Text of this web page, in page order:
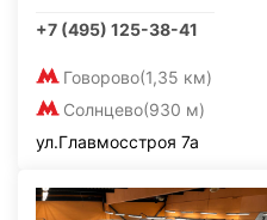
+7 (495) 125-38-41
Говорово(1,35 км)
Солнцево(930 м)
ул.Главмосстроя 7а